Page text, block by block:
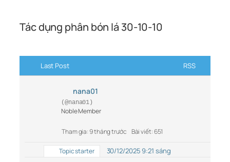
Tác dụng phân bón lá 30-10-10
Last Post RSS
nana01
(@nana01)
Noble Member
Tham gia: 9 tháng trước Bài viết: 651
Topic starter 30/12/2025 9:21 sáng